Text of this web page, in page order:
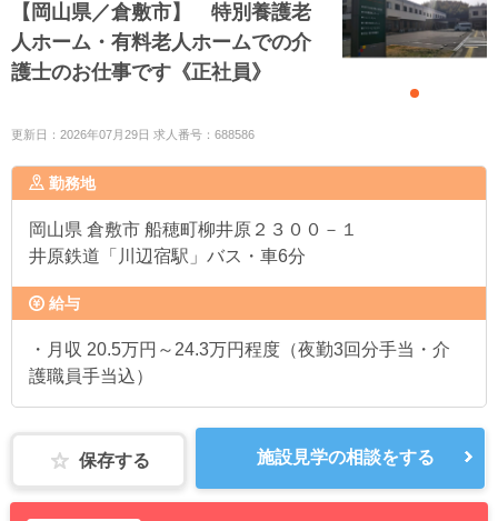
【岡山県／倉敷市】 特別養護老
人ホーム・有料老人ホームでの介
護士のお仕事です《正社員》
更新日：2026年07月29日 求人番号：688586
勤務地
岡山県 倉敷市 船穂町柳井原２３００－１
井原鉄道「川辺宿駅」バス・車6分
給与
・月収 20.5万円～24.3万円程度（夜勤3回分手当・介
護職員手当込）
保存する 施設見学の相談をする